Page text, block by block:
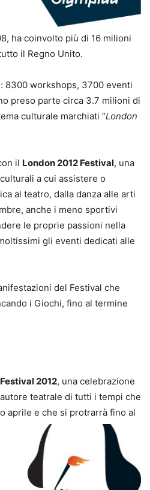
ha coinvolto più di 16 milioni
il Regno Unito.
8300 workshops, 3700 eventi
preso parte circa 3.7 milioni di
culturale marchiati “London
il London 2012 Festival, una
a cui assistere o
al teatro, dalla danza alle arti
anche i meno sportivi
le proprie passioni nella
gli eventi dedicati alle
del Festival che
i Giochi, fino al termine
2012, una celebrazione
teatrale di tutti i tempi che
aprile e che si protrarrà fino al